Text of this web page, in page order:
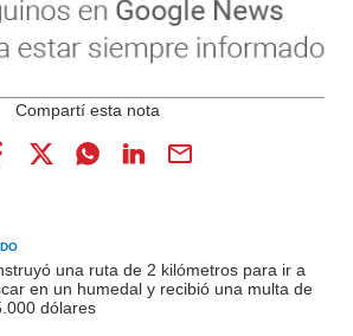
una ruta de 2 kilómetros para ir a
en un humedal y recibió una multa de
dólares